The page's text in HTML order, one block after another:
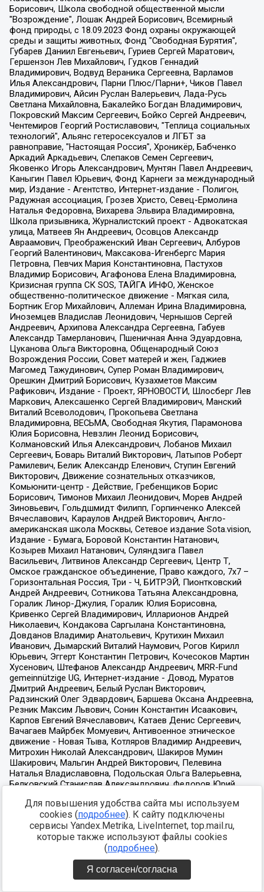
Для повышения удобства сайта мы используем
cookies (подробнее). К сайту подключены
сервисы Yandex.Metrika, LiveInternet, top.mail.ru,
которые также используют файлы cookies
(подробнее).
Я согласен/согласна